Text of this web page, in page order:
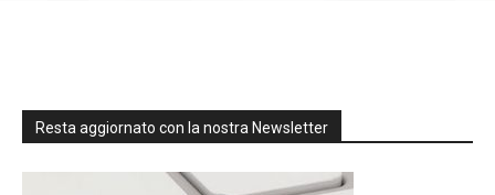
Resta aggiornato con la nostra Newsletter